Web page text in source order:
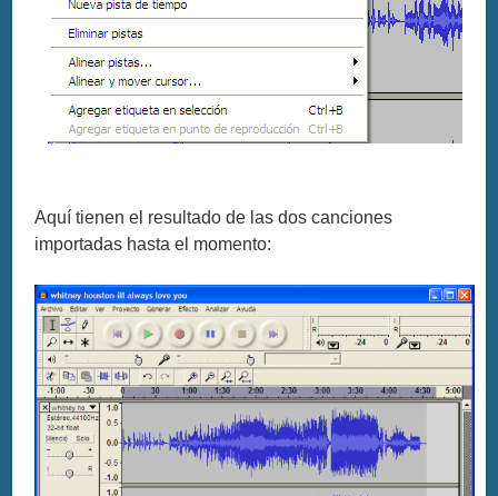
Aquí tienen el resultado de las dos canciones
importadas hasta el momento: